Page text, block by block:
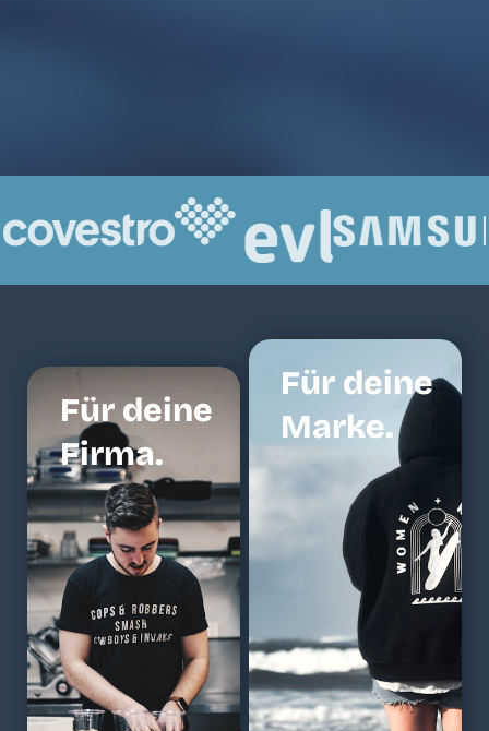
Für deine
Firma.
Für deine
Marke.